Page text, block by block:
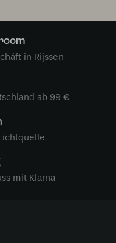
in Rijssen
ab 99 €
mit Klarna